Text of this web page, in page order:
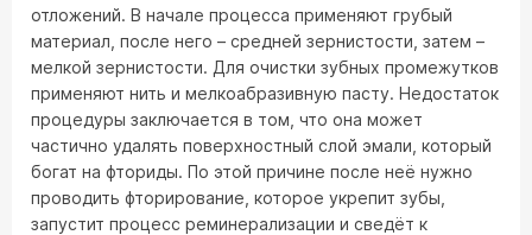
отложений. В начале процесса применяют грубый
материал, после него – средней зернистости, затем –
мелкой зернистости. Для очистки зубных промежутков
применяют нить и мелкоабразивную пасту. Недостаток
процедуры заключается в том, что она может
частично удалять поверхностный слой эмали, который
богат на фториды. По этой причине после неё нужно
проводить фторирование, которое укрепит зубы,
запустит процесс реминерализации и сведёт к